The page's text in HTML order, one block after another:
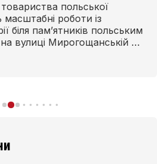
польської
роботи із
біля пам’ятників польським
вулиці Мирогощанській у